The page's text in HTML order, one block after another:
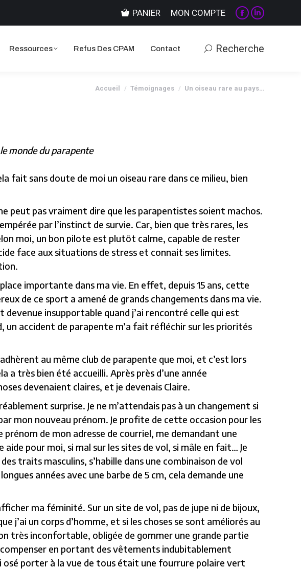
PANIER MON COMPTE
La
Facebook
une
La
LinkedIn
une
Ressources Refus Des CPAM Contact Recherche
Recherche
Vous êtes ici :
Accueil Témoignages Un oiseau rare au pays…
monde du parapente
fait sans doute de moi un oiseau rare dans ce milieu, bien
peut pas vraiment dire que les parapentistes soient machos.
par l’instinct de survie. Car, bien que très rares, les
moi, un bon pilote est plutôt calme, capable de rester
face aux situations de stress et connait ses limites.
importante dans ma vie. En effet, depuis 15 ans, cette
de ce sport a amené de grands changements dans ma vie.
insupportable quand j’ai rencontré celle qui est
un accident de parapente m’a fait réfléchir sur les priorités
au même club de parapente que moi, et c’est lors
a très bien été accueilli. Après près d’une année
devenaient claires, et je devenais Claire.
surprise. Je ne m’attendais pas à un changement si
mon nouveau prénom. Je profite de cette occasion pour les
de mon adresse de courriel, me demandant une
pour moi, si mal sur les sites de vol, si mâle en fait… Je
traits masculins, s’habille dans une combinaison de vol
années avec une barbe de 5 cm, cela demande une
ma féminité. Sur un site de vol, pas de jupe ni de bijoux,
j’ai un corps d’homme, et si les choses se sont améliorés au
très inconfortable, obligée de gommer une grande partie
en portant des vêtements indubitablement
porter à la vue de tous était une fourrure polaire vert
Refus Des CPAM Contact Recherche
Recherche